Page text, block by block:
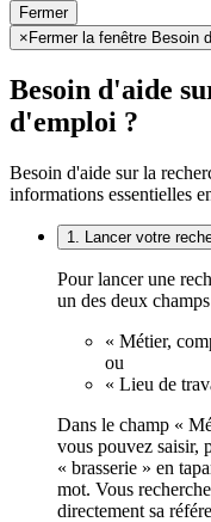
Fermer
× Fermer la fenêtre Besoin
Besoin d'aide
d'emploi ?
Besoin d'aide sur la
informations essentielles
1. Lancer votre
Pour lancer une
un des deux
« Métier,
ou
« Lieu de
Dans le champ «
vous pouvez saisir,
« brasserie » en
mot. Vous
directement sa